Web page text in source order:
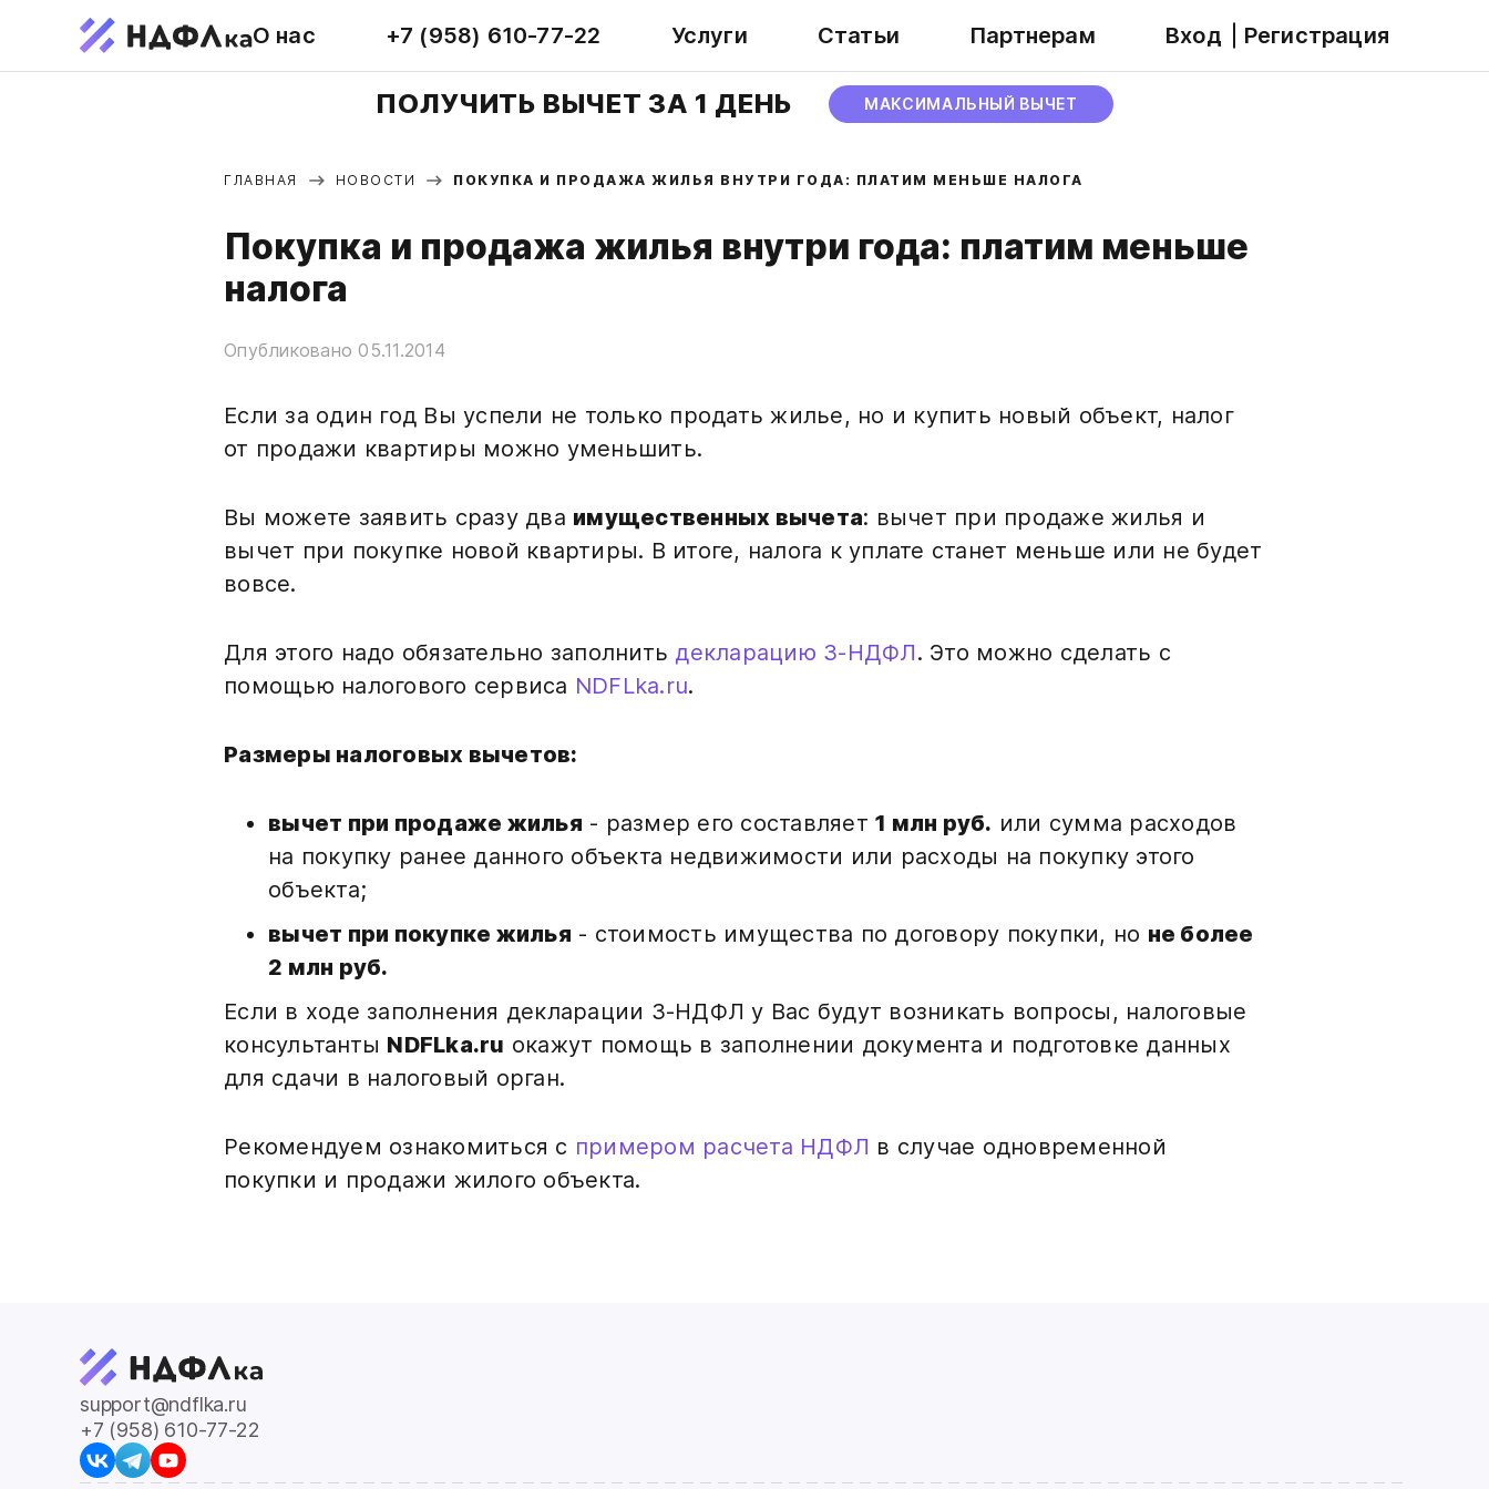
О нас +7 (958) 610-77-22 Услуги Статьи Партнерам Вход Регистрация
ПОЛУЧИТЬ ВЫЧЕТ ЗА 1 ДЕНЬ МАКСИМАЛЬНЫЙ ВЫЧЕТ
ГЛАВНАЯ НОВОСТИ ПОКУПКА И ПРОДАЖА ЖИЛЬЯ ВНУТРИ ГОДА: ПЛАТИМ МЕНЬШЕ НАЛОГА
Покупка и продажа жилья внутри года: платим меньше
налога
Опубликовано 05.11.2014
Если за один год Вы успели не только продать жилье, но и купить новый объект, налог
от продажи квартиры можно уменьшить.
Вы можете заявить сразу два имущественных вычета: вычет при продаже жилья и
вычет при покупке новой квартиры. В итоге, налога к уплате станет меньше или не будет
вовсе.
Для этого надо обязательно заполнить декларацию 3-НДФЛ. Это можно сделать с
помощью налогового сервиса NDFLka.ru.
Размеры налоговых вычетов:
вычет при продаже жилья - размер его составляет 1 млн руб. или сумма расходов
на покупку ранее данного объекта недвижимости или расходы на покупку этого
объекта;
вычет при покупке жилья - стоимость имущества по договору покупки, но не более
2 млн руб.
Если в ходе заполнения декларации 3-НДФЛ у Вас будут возникать вопросы, налоговые
консультанты NDFLka.ru окажут помощь в заполнении документа и подготовке данных
для сдачи в налоговый орган.
Рекомендуем ознакомиться с примером расчета НДФЛ в случае одновременной
покупки и продажи жилого объекта.
support@ndflka.ru
+7 (958) 610-77-22